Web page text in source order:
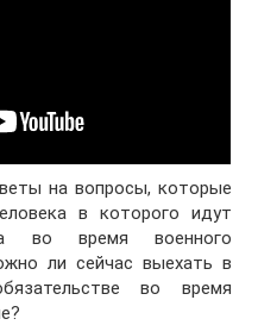
на вопросы, которые
в которого идут
во время военного
ли сейчас выехать в
во время